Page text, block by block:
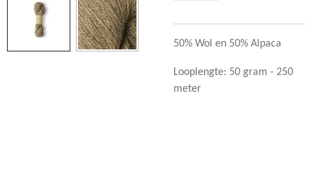
50% Wol en 50% Alpaca
Looplengte: 50 gram - 250
meter